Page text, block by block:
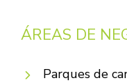
ÁREAS DE
Parques de